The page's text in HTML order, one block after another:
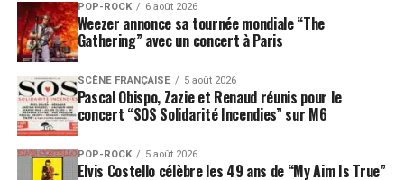
POP-ROCK 6 août 2026
Weezer annonce sa tournée mondiale “The
Gathering” avec un concert à Paris
SCÈNE FRANÇAISE 5 août 2026
Pascal Obispo, Zazie et Renaud réunis pour le
concert “SOS Solidarité Incendies” sur M6
POP-ROCK 5 août 2026
Elvis Costello célèbre les 49 ans de “My Aim Is True”